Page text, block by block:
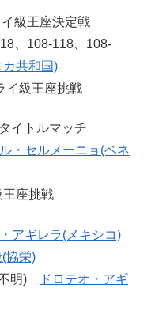
級王座決定戦
、108-118、108-
共和国)
イ級王座挑戦
イトルマッチ
・セルメーニョ(ベネ
座挑戦
アギレラ(メキシコ)
協栄)
明)
ドロテオ・アギ